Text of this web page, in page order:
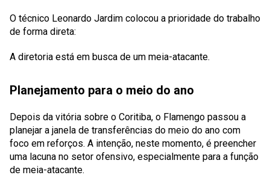
O técnico Leonardo Jardim colocou a prioridade do trabalho
de forma direta:
A diretoria está em busca de um meia-atacante.
Planejamento para o meio do ano
Depois da vitória sobre o Coritiba, o Flamengo passou a
planejar a janela de transferências do meio do ano com
foco em reforços. A intenção, neste momento, é preencher
uma lacuna no setor ofensivo, especialmente para a função
de meia-atacante.